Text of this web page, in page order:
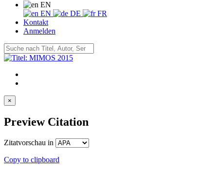
EN
EN
DE
FR
Kontakt
Anmelden
×
Preview Citation
Zitatvorschau in
Copy to clipboard